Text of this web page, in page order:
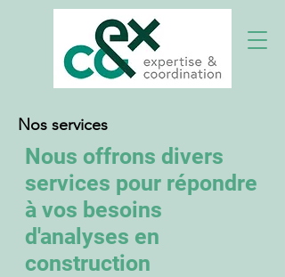
Nos services
Nous offrons divers
services pour répondre
à vos besoins
d'analyses en
construction